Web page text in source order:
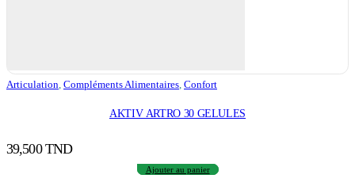
Articulation, Compléments Alimentaires, Confort
AKTIV ARTRO 30 GELULES
39,500TND
Ajouter au panier